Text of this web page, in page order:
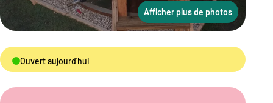
Afficher plus de photos
Ouvert aujourd'hui